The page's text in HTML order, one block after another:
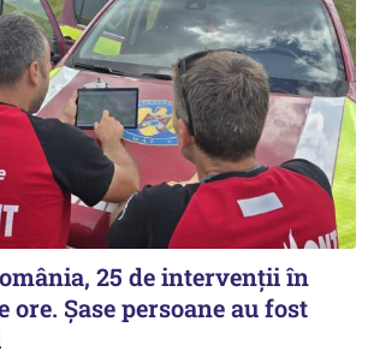
25 de intervenții în
ore. Șase persoane au fost